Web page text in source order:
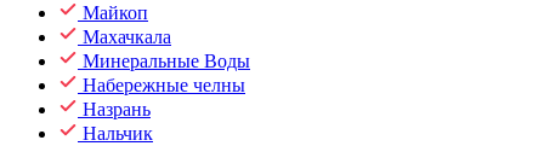
Майкоп
Махачкала
Минеральные Воды
Набережные челны
Назрань
Нальчик